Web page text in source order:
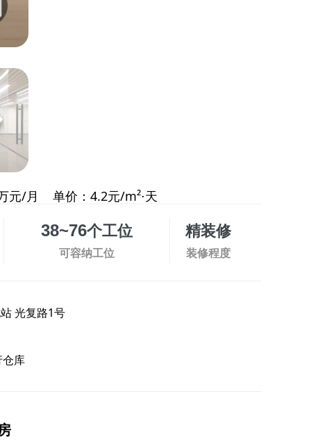
元/月 单价：4.2元/m²⋅天
38~76个工位
可容纳工位
精装修
装修程度
光复路1号
库